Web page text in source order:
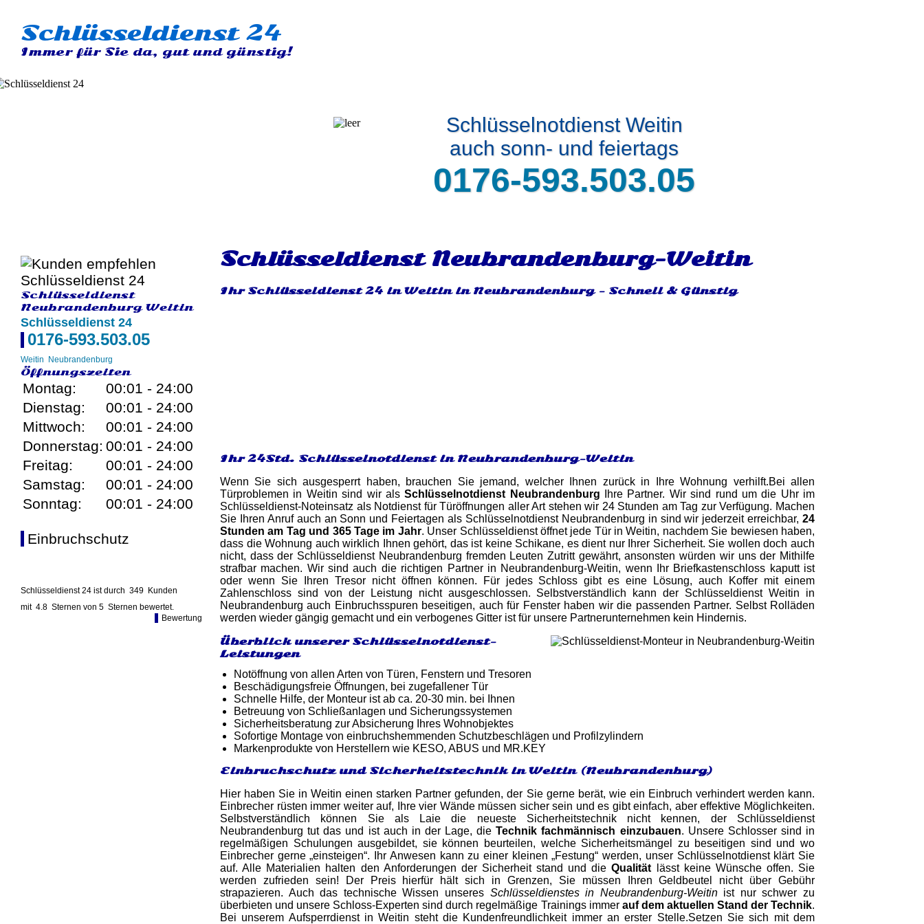
Schlüsseldienst 24
Immer für Sie da, gut und günstig!
Schlüsselnotdienst Weitin
auch sonn- und feiertags
0176-593.503.05
Schlüsseldienst
Neubrandenburg Weitin
Schlüsseldienst 24
0176-593.503.05
Weitin Neubrandenburg
Öffnungszeiten
Montag:
00:01 - 24:00
Dienstag:
00:01 - 24:00
Mittwoch:
00:01 - 24:00
Donnerstag: 00:01 - 24:00
Freitag:
00:01 - 24:00
Samstag:
00:01 - 24:00
Sonntag:
00:01 - 24:00
Einbruchschutz
Schlüsseldienst 24 ist durch 349 Kunden
mit 4.8 Sternen von 5 Sternen bewertet.
Bewertung
Schlüsseldienst Neubrandenburg-Weitin
Ihr Schlüsseldienst 24 in Weitin in Neubrandenburg - Schnell & Günstig
Ihr 24Std. Schlüsselnotdienst in Neubrandenburg-Weitin
Wenn Sie sich ausgesperrt haben, brauchen Sie jemand, welcher Ihnen zurück in Ihre Wohnung verhilft.Bei allen
Türproblemen in Weitin sind wir alsSchlüsselnotdienst Neubrandenburg Ihre Partner. Wir sind rund um die Uhr im
Schlüsseldienst-Noteinsatz als Notdienst für Türöffnungen aller Art stehen wir 24 Stunden am Tag zur Verfügung. Machen
Sie Ihren Anruf auch an Sonn und Feiertagen als Schlüsselnotdienst Neubrandenburg in sind wir jederzeit erreichbar, 24
Stunden am Tag und 365 Tage im Jahr. Unser Schlüsseldienst öffnet jede Tür in Weitin, nachdem Sie bewiesen haben,
dass die Wohnung auch wirklich Ihnen gehört, das ist keine Schikane, es dient nur Ihrer Sicherheit. Sie wollen doch auch
nicht, dass der Schlüsseldienst Neubrandenburg fremden Leuten Zutritt gewährt, ansonsten würden wir uns der Mithilfe
strafbar machen. Wir sind auch die richtigen Partner in Neubrandenburg-Weitin, wenn Ihr Briefkastenschloss kaputt ist
oder wenn Sie Ihren Tresor nicht öffnen können. Für jedes Schloss gibt es eine Lösung, auch Koffer mit einem
Zahlenschloss sind von der Leistung nicht ausgeschlossen. Selbstverständlich kann der Schlüsseldienst Weitin in
Neubrandenburg auch Einbruchsspuren beseitigen, auch für Fenster haben wir die passenden Partner. Selbst Rolläden
werden wieder gängig gemacht und ein verbogenes Gitter ist für unsere Partnerunternehmen kein Hindernis.
Überblick unserer Schlüsselnotdienst-
Leistungen
Notöffnung von allen Arten von Türen, Fenstern und Tresoren
Beschädigungsfreie Öffnungen, bei zugefallener Tür
Schnelle Hilfe, der Monteur ist ab ca. 20-30 min. bei Ihnen
Betreuung von Schließanlagen und Sicherungssystemen
Sicherheitsberatung zur Absicherung Ihres Wohnobjektes
Sofortige Montage von einbruchshemmenden Schutzbeschlägen und Profilzylindern
Markenprodukte von Herstellern wie KESO, ABUS und MR.KEY
Einbruchschutz und Sicherheitstechnik in Weitin (Neubrandenburg)
Hier haben Sie in Weitin einen starken Partner gefunden, der Sie gerne berät, wie ein Einbruch verhindert werden kann.
Einbrecher rüsten immer weiter auf, Ihre vier Wände müssen sicher sein und es gibt einfach, aber effektive Möglichkeiten.
Selbstverständlich können Sie als Laie die neueste Sicherheitstechnik nicht kennen, der Schlüsseldienst
Neubrandenburg tut das und ist auch in der Lage, dieTechnik fachmännisch einzubauen. Unsere Schlosser sind in
regelmäßigen Schulungen ausgebildet, sie können beurteilen, welche Sicherheitsmängel zu beseitigen sind und wo
Einbrecher gerne „einsteigen“. Ihr Anwesen kann zu einer kleinen „Festung“ werden, unser Schlüsselnotdienst klärt Sie
auf. Alle Materialien halten den Anforderungen der Sicherheit stand und dieQualität lässt keine Wünsche offen. Sie
werden zufrieden sein! Der Preis hierfür hält sich in Grenzen, Sie müssen Ihren Geldbeutel nicht über Gebühr
strapazieren. Auch das technische Wissen unseres Schlüsseldienstes in Neubrandenburg-Weitinist nur schwer zu
überbieten und unsere Schloss-Experten sind durch regelmäßige Trainings immer auf dem aktuellen Stand der Technik.
Bei unserem Aufsperrdienst in Weitin steht die Kundenfreundlichkeit immer an erster Stelle.Setzen Sie sich mit dem